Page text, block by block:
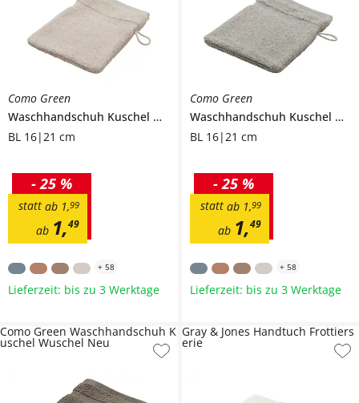
Como Green
Waschhandschuh Kuschel Wuschel Neu
BL 16|21 cm
ab 1,49
ab 1,99
statt
- 25 %
+ 58
Lieferzeit: bis zu 3 Werktage
Como Green
Waschhandschuh Kuschel Wuschel Neu
BL 16|21 cm
ab 1,49
ab 1,99
statt
- 25 %
+ 58
Lieferzeit: bis zu 3 Werktage
Como Green Waschhandschuh K
uschel Wuschel Neu
Gray & Jones Handtuch Frottiers
erie